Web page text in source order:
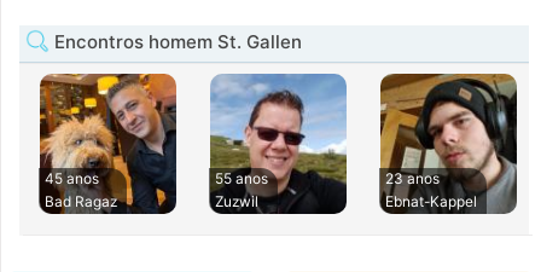
Encontros homem St. Gallen
45 anos
Bad Ragaz
55 anos
Zuzwil
23 anos
Ebnat-Kappel